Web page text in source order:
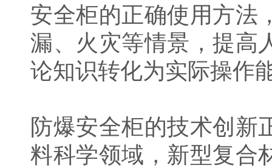
安全柜的正确使用方法
漏、火灾等情景，提高
论知识转化为实际操作
防爆安全柜的技术创新
料科学领域，新型复合